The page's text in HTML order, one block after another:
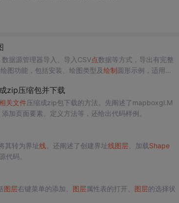
据源管理器导入、导入CSV点数据等方式，导出有完整
图功能，包括安装、绘图类型及绘制圆形示例，适用于
zip压缩包并下载
关文件压缩成zip包下载的方法。先阐述了mapboxgl.M
添加页面要素、定义方法等，还给出代码样例。
其转为界址 线。还阐述了创建界址 线图层、加载Shape
代码。
图层右键菜单的添加、 图层属性表的打开、 图层的选择状